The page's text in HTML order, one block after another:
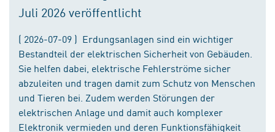
Juli 2026 veröffentlicht
( 2026-07-09 ) Erdungsanlagen sind ein wichtiger
Bestandteil der elektrischen Sicherheit von Gebäuden.
Sie helfen dabei, elektrische Fehlerströme sicher
abzuleiten und tragen damit zum Schutz von Menschen
und Tieren bei. Zudem werden Störungen der
elektrischen Anlage und damit auch komplexer
Elektronik vermieden und deren Funktionsfähigkeit